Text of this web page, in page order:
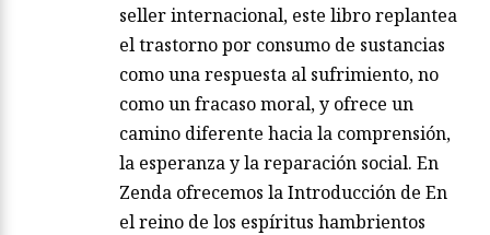
seller internacional, este libro replantea
el trastorno por consumo de sustancias
como una respuesta al sufrimiento, no
como un fracaso moral, y ofrece un
camino diferente hacia la comprensión,
la esperanza y la reparación social. En
Zenda ofrecemos la Introducción de En
el reino de los espíritus hambrientos